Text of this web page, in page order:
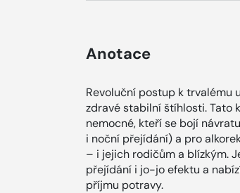
Anotace
Revoluční postup k trvalému
zdravé stabilní štíhlosti. Tato
nemocné, kteří se bojí
i noční přejídání) a pro
– i jejich rodičům a blízkým.
přejídání i jo-jo efektu a
příjmu potravy.